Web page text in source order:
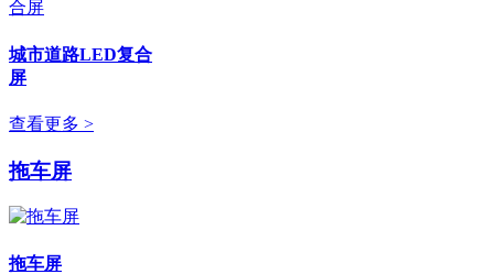
城市道路LED复合
屏
查看更多 >
拖车屏
拖车屏